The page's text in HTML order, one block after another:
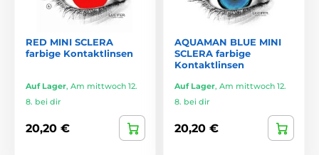
RED MINI SCLERA
farbige Kontaktlinsen
Auf Lager, Am mittwoch 12.
8. bei dir
20,20 €
AQUAMAN BLUE MINI
SCLERA farbige
Kontaktlinsen
Auf Lager, Am mittwoch 12.
8. bei dir
20,20 €